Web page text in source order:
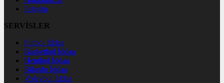
İletişim
SERVİSLER
Futbol İddaa
Basketbol İddaa
Hentbol İddaa
Bilardo İddaa
Voleybol İddaa